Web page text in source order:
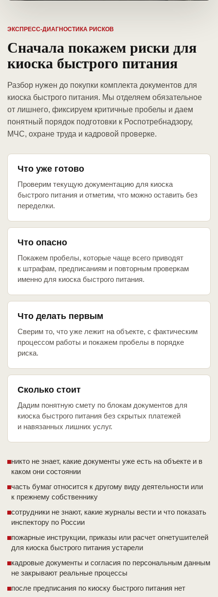
ЭКСПРЕСС-ДИАГНОСТИКА РИСКОВ
Сначала покажем риски для
киоска быстрого питания
Разбор нужен до покупки комплекта документов для
киоска быстрого питания. Мы отделяем обязательное
от лишнего, фиксируем критичные пробелы и даем
понятный порядок подготовки к Роспотребнадзору,
МЧС, охране труда и кадровой проверке.
Что уже готово
Проверим текущую документацию для киоска
быстрого питания и отметим, что можно оставить без
переделки.
Что опасно
Покажем пробелы, которые чаще всего приводят
к штрафам, предписаниям и повторным проверкам
именно для киоска быстрого питания.
Что делать первым
Сверим то, что уже лежит на объекте, с фактическим
процессом работы и покажем пробелы в порядке
риска.
Сколько стоит
Дадим понятную смету по блокам документов для
киоска быстрого питания без скрытых платежей
и навязанных лишних услуг.
никто не знает, какие документы уже есть на объекте и в
каком они состоянии
часть бумаг относится к другому виду деятельности или
к прежнему собственнику
сотрудники не знают, какие журналы вести и что показать
инспектору по России
пожарные инструкции, приказы или расчет огнетушителей
для киоска быстрого питания устарели
кадровые документы и согласия по персональным данным
не закрывают реальные процессы
после предписания по киоску быстрого питания нет